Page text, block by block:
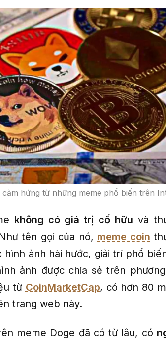
hứng từ những meme phổ biến trên
không có giá trị cố hữu và
tên gọi của nó, meme coin
hình ảnh hài hước, giải trí phổ
ảnh được chia sẻ trên
từ CoinMarketCap, có hơn 80
trang web này.
meme Doge đã có từ lâu, có